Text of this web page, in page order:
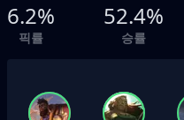
6.2%
픽률
52.4%
승률